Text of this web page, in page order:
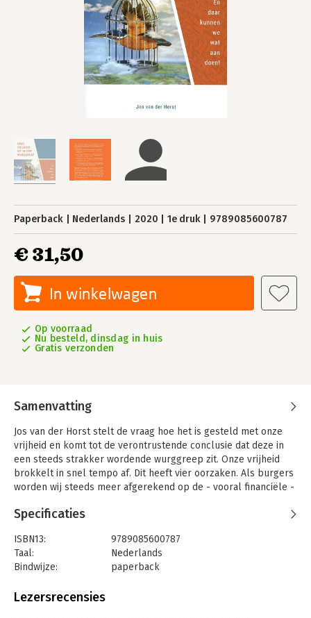
Paperback Nederlands 2020 1e druk 9789085600787
€ 31,50
In winkelwagen
Op voorraad
Nu besteld, dinsdag in huis
Gratis verzonden
Samenvatting
Jos van der Horst stelt de vraag hoe het is gesteld met onze
vrijheid en komt tot de verontrustende conclusie dat deze in
een steeds strakker wordende wurggreep zit. Onze vrijheid
brokkelt in snel tempo af. Dit heeft vier oorzaken. Als burgers
worden wij steeds meer afgerekend op de - vooral financiële -
samenleving en landgenoten. Als consumenten worden wij
consumeren. Tegelijkertijd is het aan ons om al consumerend
de grote problemen van deze tijd aan te pakken. Als werker
worden we opgejaagd, kunnen we lang niet altijd de goede
een situatie die gezondheid en welzijn bedreigt. Tot slot wordt
Specificaties
ISBN13:
9789085600787
Taal:
Nederlands
Bindwijze:
paperback
Uitgever:
Lezersrecensies